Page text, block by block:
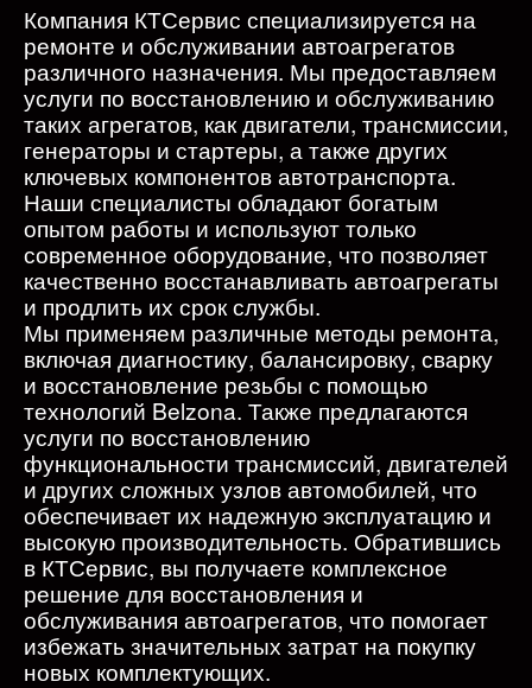
Компания КТСервис специализируется на
ремонте и обслуживании автоагрегатов
различного назначения. Мы предоставляем
услуги по восстановлению и обслуживанию
таких агрегатов, как двигатели, трансмиссии,
генераторы и стартеры, а также других
ключевых компонентов автотранспорта.
Наши специалисты обладают богатым
опытом работы и используют только
современное оборудование, что позволяет
качественно восстанавливать автоагрегаты
и продлить их срок службы.
Мы применяем различные методы ремонта,
включая диагностику, балансировку, сварку
и восстановление резьбы с помощью
технологий Belzona. Также предлагаются
услуги по восстановлению
функциональности трансмиссий, двигателей
и других сложных узлов автомобилей, что
обеспечивает их надежную эксплуатацию и
высокую производительность. Обратившись
в КТСервис, вы получаете комплексное
решение для восстановления и
обслуживания автоагрегатов, что помогает
избежать значительных затрат на покупку
новых комплектующих.